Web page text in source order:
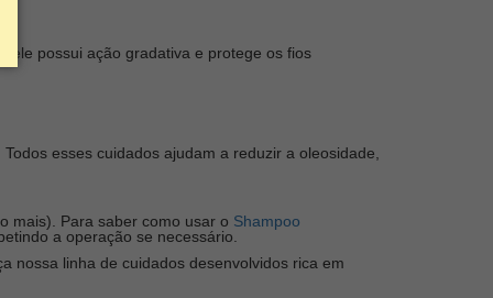
ele possui ação gradativa e protege os fios
Todos esses cuidados ajudam a reduzir a oleosidade,
mais). Para saber como usar o Shampoo
a operação se necessário.
nossa linha de cuidados desenvolvidos rica em